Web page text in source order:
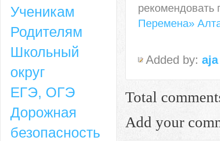
рекомендовать
Перемена»
Added by: aja
Total
Add your
Ученикам
Родителям
Школьный
округ
ЕГЭ, ОГЭ
Дорожная
безопасность